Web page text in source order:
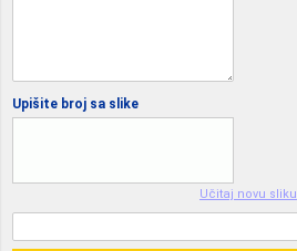
Upišite broj sa slike
Učitaj novu sliku